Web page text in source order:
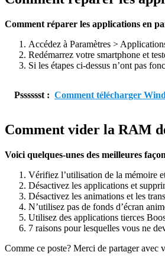
Comment réparer les applications en
Accédez à Paramètres >
Redémarrez votre smartphone et
Si les étapes ci-dessus n’ont pas
Psssssst : Comment télécharger
Comment vider la RAM
Voici quelques-unes des meilleures
Vérifiez l’utilisation de la mémoire
Désactivez les applications et
Désactivez les animations et les
N’utilisez pas de fonds d’écran
Utilisez des applications tierces
7 raisons pour lesquelles vous ne
Comme ce poste? Merci de partager avec